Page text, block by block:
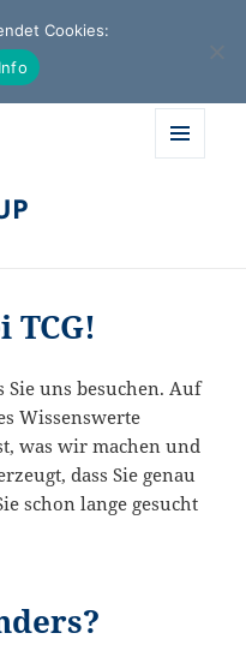
uns besuchen. Auf
Wissens­werte
was wir machen und
dass Sie genau
schon lange gesucht
Cookies:
Info